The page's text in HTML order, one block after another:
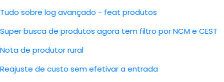
Tudo sobre log avançado - feat produtos
Super busca de produtos agora tem filtro por NCM e CEST
Nota de produtor rural
Reajuste de custo sem efetivar a entrada